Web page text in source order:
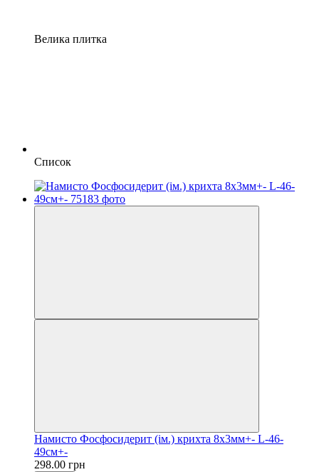
Велика плитка
Список
Намисто Фосфосидерит (ім.) крихта 8х3мм+- L-46-
49см+-
298.00 грн